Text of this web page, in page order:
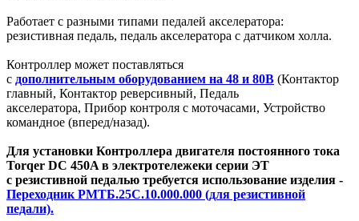
Работает с разными типами педалей акселератора:
резистивная педаль, педаль акселератора с датчиком холла.
Контроллер может поставляться
с дополнительным оборудованием на 48 и 80В (Контактор
главный, Контактор реверсивный, Педаль
акселератора, Прибор контроля с моточасами, Устройство
командное (вперед/назад).
Для установки Контроллера двигателя постоянного тока
Torqer DC 450A в электротележеки серии ЭТ
с резистивной педалью требуется использование изделия -
Переходник РМТБ.25С.10.000.000 (для резистивной
педали).